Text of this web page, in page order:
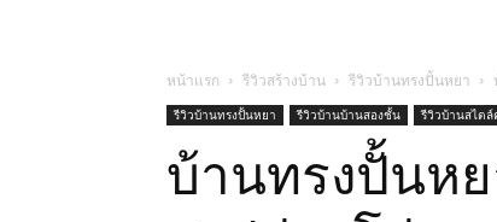
หน้าแรก รีวิวสร้างบ้าน รีวิวบ้านทรงปั้นหยา
รีวิวบ้านทรงปั้นหยา รีวิวบ้านบ้านสองชั้น รีวิวบ้านสไตล์
บ้านทรงปั้นห